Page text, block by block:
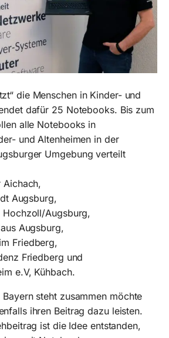
die Menschen in Kinder- und
dafür 25 Notebooks. Bis zum
alle Notebooks in
und Altenheimen in der
Umgebung verteilt
Aichach,
Augsburg,
Hochzoll/Augsburg,
Augsburg,
Friedberg,
Friedberg und
e.V, Kühbach.
steht zusammen möchte
ihren Beitrag dazu leisten.
ist die Idee entstanden,